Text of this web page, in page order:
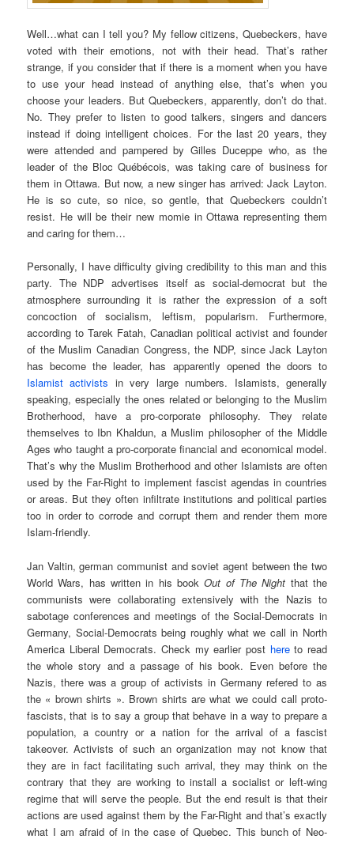
Well…what can I tell you? My fellow citizens, Quebeckers, have
voted with their emotions, not with their head. That’s rather
strange, if you consider that if there is a moment when you have
to use your head instead of anything else, that’s when you
choose your leaders. But Quebeckers, apparently, don’t do that.
No. They prefer to listen to good talkers, singers and dancers
instead if doing intelligent choices. For the last 20 years, they
were attended and pampered by Gilles Duceppe who, as the
leader of the Bloc Québécois, was taking care of business for
them in Ottawa. But now, a new singer has arrived: Jack Layton.
He is so cute, so nice, so gentle, that Quebeckers couldn’t
resist. He will be their new momie in Ottawa representing them
and caring for them…
Personally, I have difficulty giving credibility to this man and this
party. The NDP advertises itself as social-democrat but the
atmosphere surrounding it is rather the expression of a soft
concoction of socialism, leftism, popularism. Furthermore,
according to Tarek Fatah, Canadian political activist and founder
of the Muslim Canadian Congress, the NDP, since Jack Layton
has become the leader, has apparently opened the doors to
Islamist activists in very large numbers. Islamists, generally
speaking, especially the ones related or belonging to the Muslim
Brotherhood, have a pro-corporate philosophy. They relate
themselves to Ibn Khaldun, a Muslim philosopher of the Middle
Ages who taught a pro-corporate financial and economical model.
That’s why the Muslim Brotherhood and other Islamists are often
used by the Far-Right to implement fascist agendas in countries
or areas. But they often infiltrate institutions and political parties
too in order to corrode and corrupt them and render them more
Islam-friendly.
Jan Valtin, german communist and soviet agent between the two
World Wars, has written in his bookOut of The Night that the
communists were collaborating extensively with the Nazis to
sabotage conferences and meetings of the Social-Democrats in
Germany, Social-Democrats being roughly what we call in North
America Liberal Democrats. Check my earlier post hereto read
the whole story and a passage of his book. Even before the
Nazis, there was a group of activists in Germany refered to as
the « brown shirts ». Brown shirts are what we could call proto-
fascists, that is to say a group that behave in a way to prepare a
population, a country or a nation for the arrival of a fascist
takeover. Activists of such an organization may not know that
they are in fact facilitating such arrival, they may think on the
contrary that they are working to install a socialist or left-wing
regime that will serve the people. But the end result is that their
actions are used against them by the Far-Right and that’s exactly
what I am afraid of in the case of Quebec. This bunch of Neo-